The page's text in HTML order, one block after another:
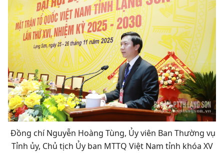
Đồng chí Nguyễn Hoàng Tùng, Ủy viên Ban Thường vụ
Tỉnh ủy, Chủ tịch Ủy ban MTTQ Việt Nam tỉnh khóa XV